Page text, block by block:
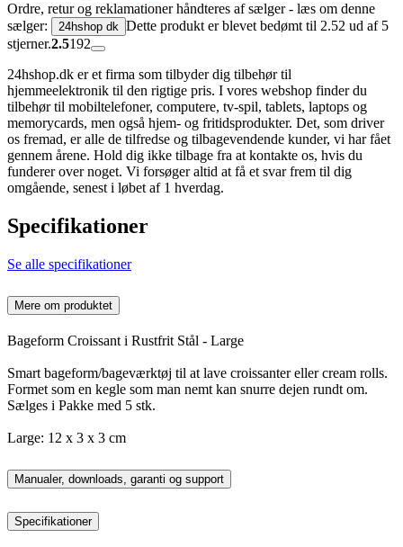
Ordre, retur og reklamationer håndteres af sælger - læs om denne
sælger:
24hshop dk Dette produkt er blevet bedømt til 2.52 ud af 5
stjerner.2.5192
24hshop.dk er et firma som tilbyder dig tilbehør til
hjemmeelektronik til den rigtige pris. I vores webshop finder du
tilbehør til mobiltelefoner, computere, tv-spil, tablets, laptops og
memorycards, men også hjem- og fritidsprodukter. Det, som driver
os fremad, er alle de tilfredse og tilbagevendende kunder, vi har fået
gennem årene. Hold dig ikke tilbage fra at kontakte os, hvis du
funderer over noget. Vi forsøger altid at få et svar frem til dig
omgående, senest i løbet af 1 hverdag.
Specifikationer
Se alle specifikationer
Mere om produktet
Bageform Croissant i Rustfrit Stål - Large
Smart bageform/bageværktøj til at lave croissanter eller cream rolls.
Formet som en kegle som man nemt kan snurre dejen rundt om.
Sælges i Pakke med 5 stk.
Large: 12 x 3 x 3 cm
Manualer, downloads, garanti og support
Specifikationer